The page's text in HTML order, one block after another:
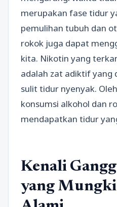
merupakan fase tidur
pemulihan tubuh dan
rokok juga dapat
kita. Nikotin yang
adalah zat adiktif
sulit tidur nyenyak.
konsumsi alkohol dan
mendapatkan tidur
Kenali
yang